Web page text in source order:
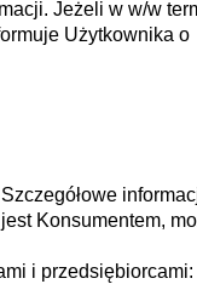
Jeżeli w w/w
Użytkownika o
Konsumentem,
i przedsiębiorcami: